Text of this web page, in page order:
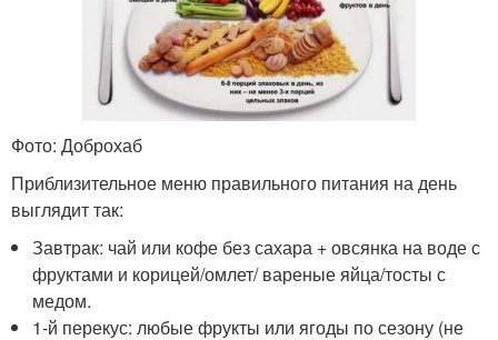
Фото: Доброхаб
Приблизительное меню правильного питания на день
выглядит так:
Завтрак: чай или кофе без сахара + овсянка на воде с
фруктами и корицей/омлет/ вареные яйца/тосты с
медом.
1-й перекус: любые фрукты или ягоды по сезону (не